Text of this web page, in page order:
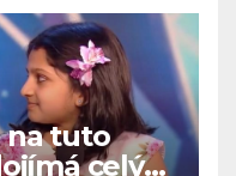
na tuto
celý